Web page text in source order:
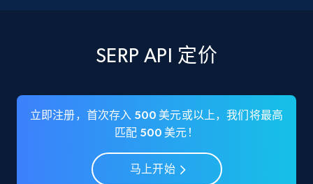
SERP API 定价
立即注册，首次存入 500 美元或以上，我们将最高
匹配 500 美元！
马上开始